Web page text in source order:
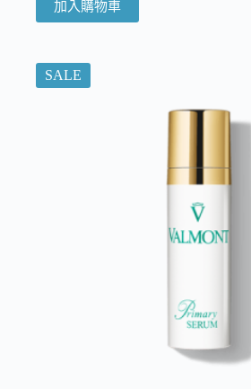
加入購物車
SALE